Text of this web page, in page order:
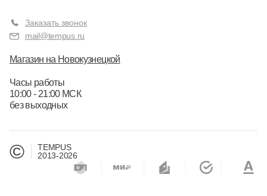
Заказать звонок
mail@tempus.ru
Магазин на Новокузнецкой
Часы работы
10:00 - 21:00 МСК
без выходных
©
TEMPUS
2013-2026